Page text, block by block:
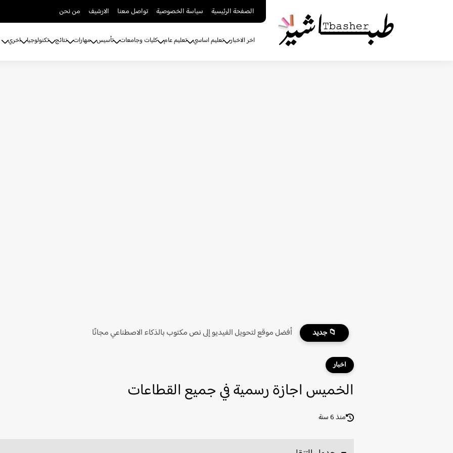
الصفحة الرئيسية سياسة الخصوصية تواصل معنا الارشيف من نحن
اخر الاخبار تعليم اساسي تعليم عام كليات وجامعات تأسيس مهارات نتائج تكنولوجيا اخري
📁 جديد أفضل موقع لتحويل الفيديو إلى نص مكتوب بالذكاء الاصطناعي مجانًا
اخبار
الخميس اجازة رسمية في جميع القطاعات
منذ 6 سنة